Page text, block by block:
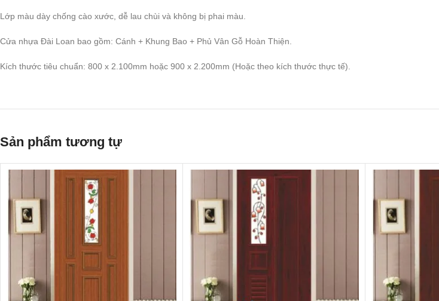
Lớp màu dày chống cào xước, dễ lau chùi và không bị phai màu.
Cửa nhựa Đài Loan bao gồm: Cánh + Khung Bao + Phủ Vân Gỗ Hoàn Thiện.
Kích thước tiêu chuẩn: 800 x 2.100mm hoặc 900 x 2.200mm (Hoặc theo kích thước thực tế).
Sản phẩm tương tự